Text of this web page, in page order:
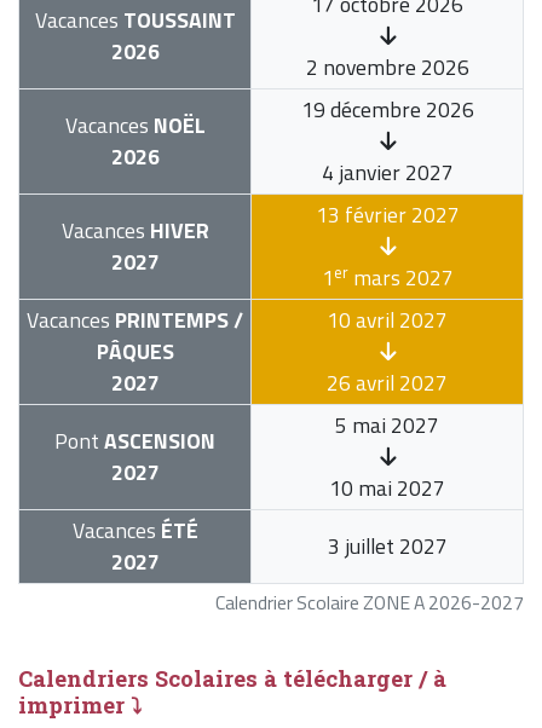
Calendrier Scolaire ZONE A 2026-2027
Vacances TOUSSAINT
2026
2 novembre 2026
Vacances NOËL
2026
19 décembre 2026
4 janvier 2027
Vacances HIVER
2027
13 février 2027
1ermars 2027
Vacances PRINTEMPS /
PÂQUES
2027
10 avril 2027
26 avril 2027
PontASCENSION
2027
5 mai 2027
10 mai 2027
Vacances ÉTÉ
2027
3 juillet 2027
Calendriers Scolaires à télécharger / à
imprimer ⤵